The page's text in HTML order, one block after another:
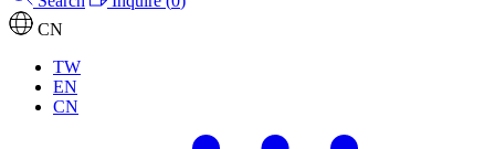
CN
TW
EN
CN